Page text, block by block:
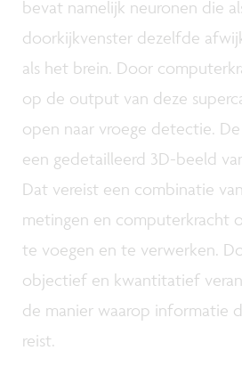
bevat namelijk neuronen die
doorkijkvenster dezelfde
als het brein. Door
op de output van deze
open naar vroege detectie.
een gedetailleerd 3D-beeld
Dat vereist een combinatie
metingen en computerkracht
te voegen en te verwerken.
objectief en kwantitatief
de manier waarop informatie
reist.